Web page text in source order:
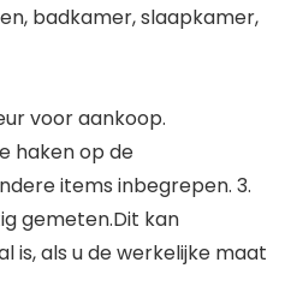
badkamer, slaapkamer,
voor aankoop.
haken op de
items inbegrepen. 3.
gemeten.Dit kan
is, als u de werkelijke maat